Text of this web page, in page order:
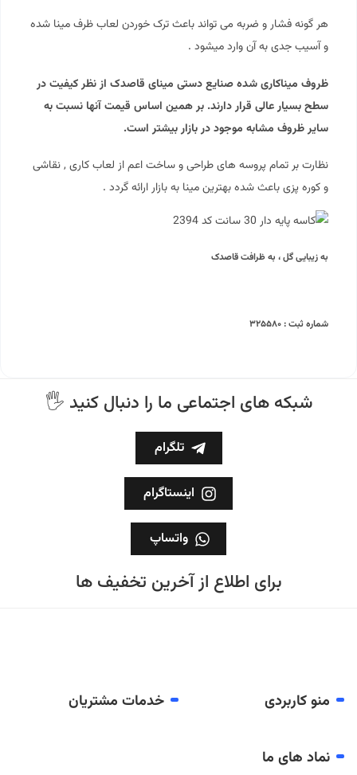
هر گونه فشار و ضربه می تواند باعث ترک خوردن لعاب ظرف مینا شده
و آسیب جدی به آن وارد میشود .
ظروف میناکاری شده صنایع دستی مینای قاصدک از نظر کیفیت در
سطح بسیار عالی قرار دارند. بر همین اساس قیمت آنها نسبت به
سایر ظروف مشابه موجود در بازار بیشتر است.
نظارت بر تمام پروسه های طراحی و ساخت اعم از لعاب کاری , نقاشی
و کوره پزی باعث شده بهترین مینا به بازار ارائه گردد .
به زیبایی گل ، به ظرافت قاصدک
شماره ثبت : ۳۲۵۵۸۰
🖐 شبکه های اجتماعی ما را دنبال کنید
تلگرام
اینستاگرام
واتساپ
برای اطلاع از آخرین تخفیف ها
منو کاربردی خدمات مشتریان
نماد های ما